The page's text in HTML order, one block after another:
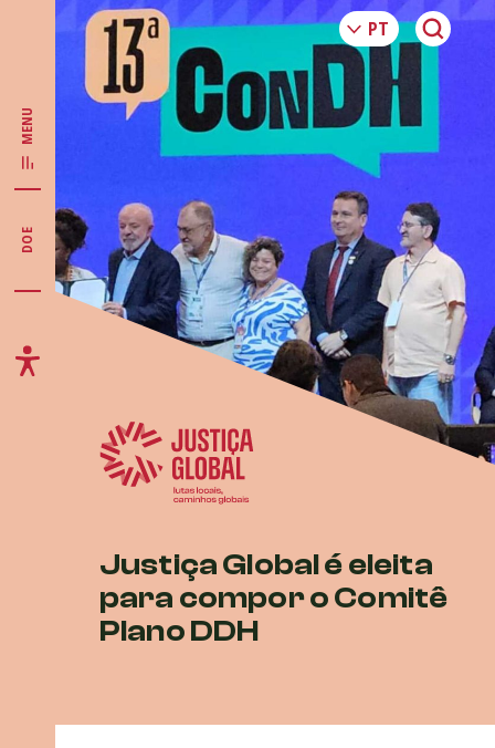
MENU
DOE
Justiça Global é eleita
para compor o Comitê
Plano DDH